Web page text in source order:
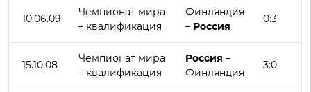
10.06.09
Чемпионат мира
– квалификация
Финляндия
– Россия
0:3
15.10.08
Чемпионат мира
– квалификация
Россия –
Финляндия
3:0